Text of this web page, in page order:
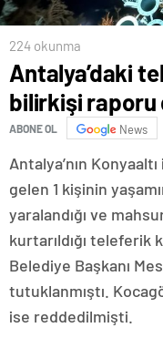
224 okunma
Antalya’daki
bilirkişi raporu
ABONE OL News
Antalya’nın
gelen 1 kişinin
yaralandığı ve
kurtarıldığı teleferik
Belediye Başkanı
tutuklanmıştı.
ise reddedilmişti.